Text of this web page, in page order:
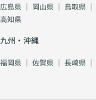
広島県 ｜ 岡山県 ｜ 鳥取県 ｜
高知県
九州・沖縄
福岡県 ｜ 佐賀県 ｜ 長崎県 ｜